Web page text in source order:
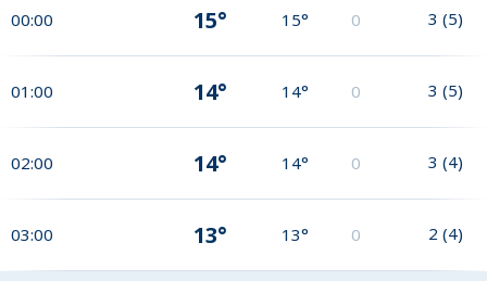
00:00 15° 15° 0 3 (5)
01:00 14° 14° 0 3 (5)
02:00 14° 14° 0 3 (4)
03:00 13° 13° 0 2 (4)